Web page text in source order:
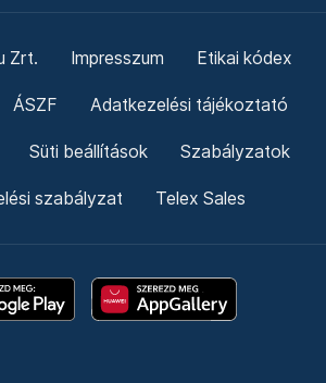
Zrt. Impresszum Etikai kódex
ÁSZF Adatkezelési tájékoztató
Süti beállítások Szabályzatok
szabályzat Telex Sales